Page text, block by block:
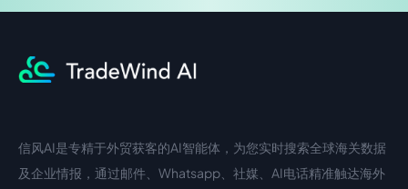
中文入口
信风AI是专精于外贸获客的AI智能体，为您实时搜索全球海关数据
及企业情报，通过邮件、Whatsapp、社媒、AI电话精准触达海外